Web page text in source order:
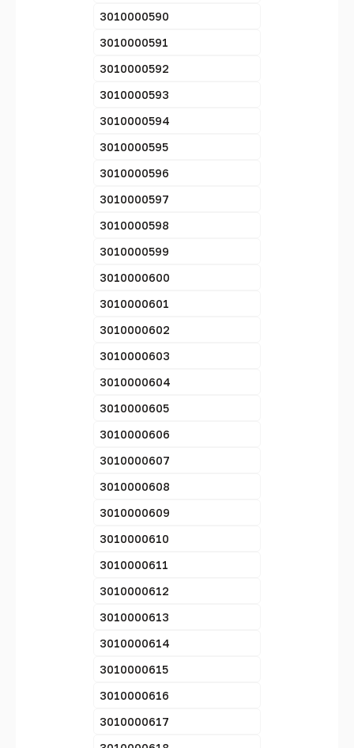
3010000590
3010000591
3010000592
3010000593
3010000594
3010000595
3010000596
3010000597
3010000598
3010000599
3010000600
3010000601
3010000602
3010000603
3010000604
3010000605
3010000606
3010000607
3010000608
3010000609
3010000610
3010000611
3010000612
3010000613
3010000614
3010000615
3010000616
3010000617